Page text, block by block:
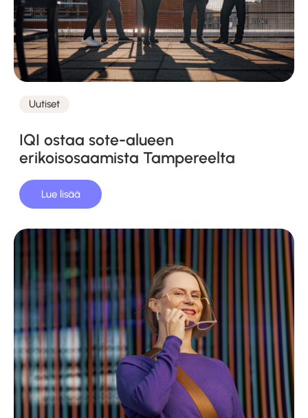
Uutiset
IQI ostaa sote-alueen
erikoisosaamista Tampereelta
Lue lisää